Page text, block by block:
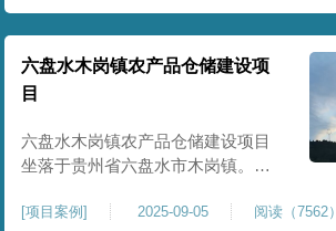
基础设施工程。项目建设内容主要
为场地地基处理，处理总面积约 5
万平方米，采用强夯加固施工工
艺，通过全场地强夯提升地基承载
力、消除不均匀沉降，满足围网区
后续建（构）筑物及重型作业场地
使
六盘水木岗镇农产品仓储建设项
目
六盘水木岗镇农产品仓储建设项目
坐落于贵州省六盘水市木岗镇。场
房、分拣车间、配套附属用房等设
[项目案例] 2025-09-05 阅读（7562）